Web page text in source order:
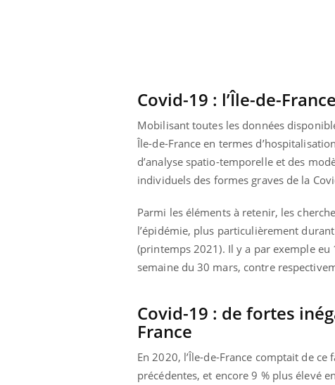
Covid-19 : l’Île-de-
Mobilisant toutes les données
Île-de-France en termes
d’analyse spatio-temporelle et des
individuels des formes graves de la
Parmi les éléments à retenir, les
l’épidémie, plus particulièrement
(printemps 2021). Il y a par exemple
semaine du 30 mars, contre
Covid-19 : de fortes
France
En 2020, l’Île-de-France comptait de
précédentes, et encore 9 % plus élevé
Carence en fer : comprendre pour
Youtube
Fatigue, irritabilité, brouillard mental ou
même alopécie… Les symptômes de la
Youtube
osait
En
reste